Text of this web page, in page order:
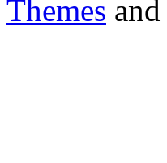
Themes and